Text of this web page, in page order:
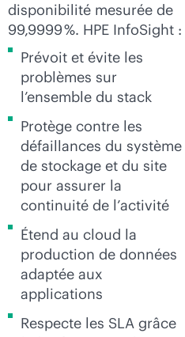
disponibilité mesurée de
99,9999 %. HPE InfoSight :
Prévoit et évite les
problèmes sur
l’ensemble du stack
Protège contre les
défaillances du système
de stockage et du site
pour assurer la
continuité de l’activité
Étend au cloud la
production de données
adaptée aux
applications
Respecte les SLA grâce